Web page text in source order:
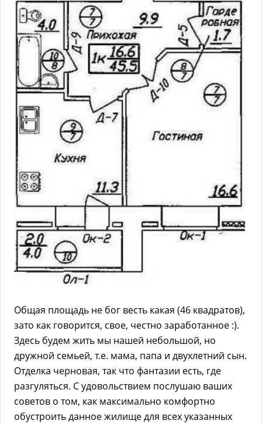
Общая площадь не бог весть какая (46 квадратов),
зато как говорится, свое, честно заработанное :).
Здесь будем жить мы нашей небольшой, но
дружной семьей, т.е. мама, папа и двухлетний сын.
Отделка черновая, так что фантазии есть, где
разгуляться. С удовольствием послушаю ваших
советов о том, как максимально комфортно
обустроить данное жилище для всех указанных